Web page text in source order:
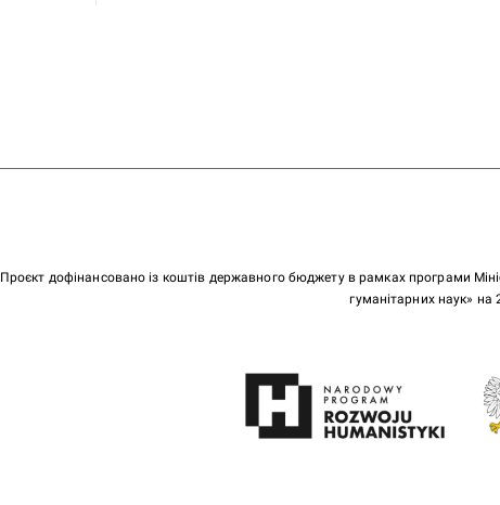
Проєкт дофінансовано із коштів державного бюджету в рамках програми
гуманітарних наук» на